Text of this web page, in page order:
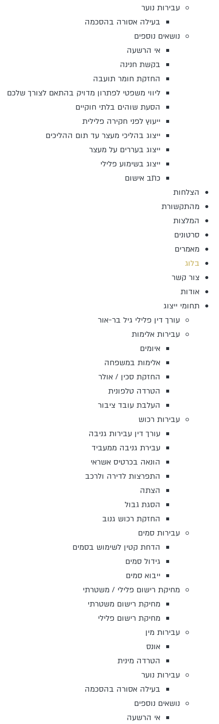
עבירות נוער
בעילה אסורה בהסכמה
נושאים נוספים
אי הרשעה
בקשת חנינה
החזקת חומר תועבה
ליווי משפטי לפתרון מדויק בהתאם לצורך שלכם
הסעת שוהים בלתי חוקיים
ייעוץ לפני חקירה פלילית
ייצוג בהליכי מעצר עד תום ההליכים
ייצוג בעררים על מעצר
ייצוג בשימוע פלילי
כתב אישום
הצלחות
מהתקשורת
המלצות
סרטונים
מאמרים
בלוג
צור קשר
אודות
תחומי ייצוג
עורך דין פלילי גיל בר-אור
עבירות אלימות
איומים
אלימות במשפחה
החזקת סכין / אולר
הטרדה טלפונית
העלבת עובד ציבור
עבירות רכוש
עורך דין עבירות גניבה
עבירת גניבה ממעביד
הונאה בכרטיס אשראי
התפרצות לדירה ולרכב
הצתה
הסגת גבול
החזקת רכוש גנוב
עבירות סמים
הדחת קטין לשימוש בסמים
גידול סמים
ייבוא סמים
מחיקת רישום פלילי / משטרתי
מחיקת רישום משטרתי
מחיקת רישום פלילי
עבירות מין
אונס
הטרדה מינית
עבירות נוער
בעילה אסורה בהסכמה
נושאים נוספים
אי הרשעה